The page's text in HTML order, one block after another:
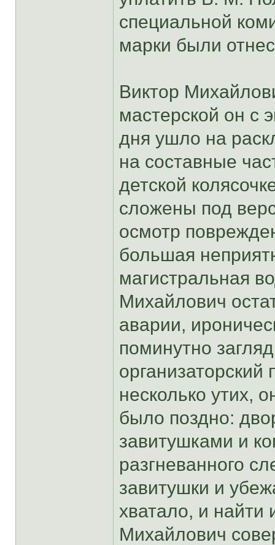
специальной
марки были
Виктор
мастерской он с
дня ушло на
на составные
детской
сложены под
осмотр
большая
магистральная
Михайлович
аварии,
поминутно
несколько утих,
было поздно:
завитушками и
разгневанного
завитушки и
хватало, и найти
Михайлович